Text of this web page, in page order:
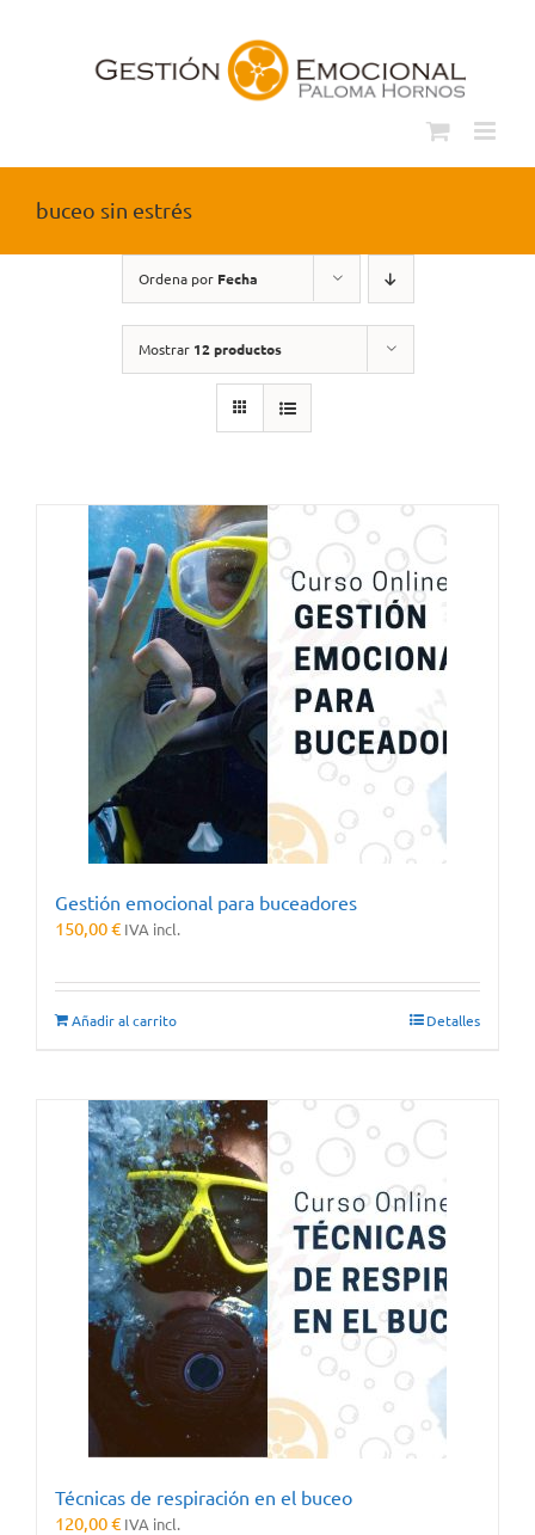
buceo sin estrés
Ordena por Fecha
Mostrar 12 productos
Gestión emocional para buceadores
150,00€ IVA incl.
Añadir al carrito Detalles
Técnicas de respiración en el buceo
120,00€ IVA incl.